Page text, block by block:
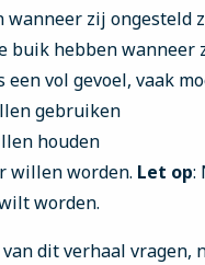
wanneer zij ongesteld
buik hebben wanneer
een vol gevoel, vaak
gebruiken
houden
willen worden. Let op:
worden.
dit verhaal vragen,